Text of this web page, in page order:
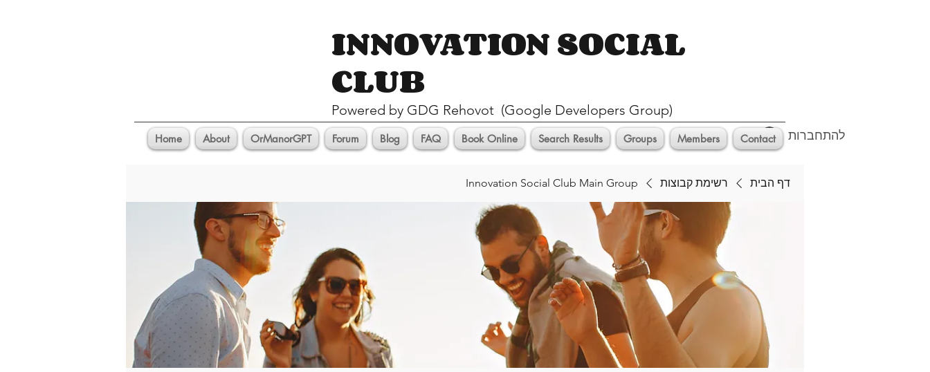
INNOVATION SOCIAL
CLUB
Powered by GDG Rehovot (Google Developers Group)
להתחברות Home About OrManorGPT Forum Blog FAQ Book Online Search Results Groups Members Contact
דף הבית רשימת קבוצות Innovation Social Club Main Group